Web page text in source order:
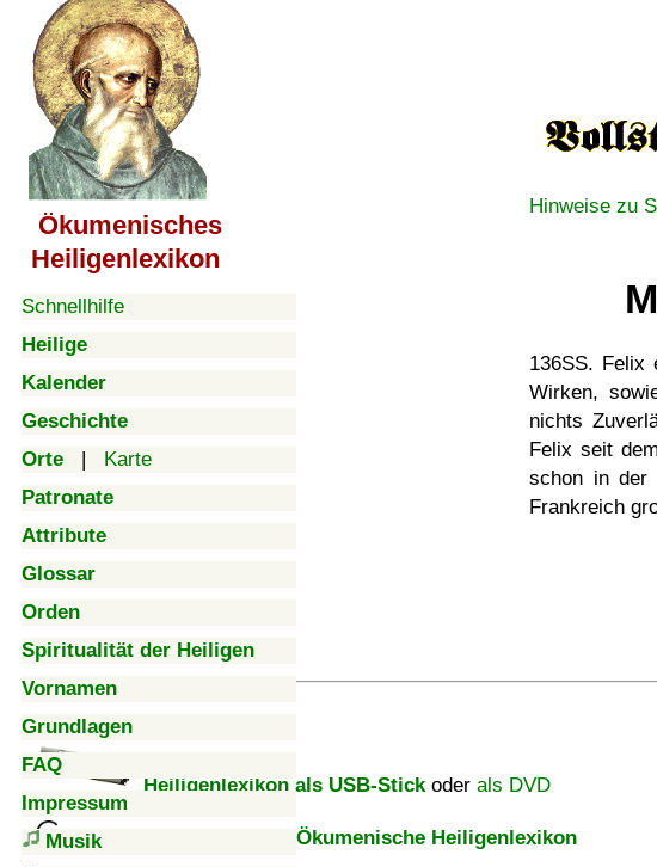
Ökumenisches
Heiligenlexikon
Schnellhilfe
Heilige
Kalender
Geschichte
Orte | Karte
Patronate
Attribute
Glossar
Orden
Spiritualität der Heiligen
Vornamen
Grundlagen
FAQ
Impressum
Musik
Hinweise zu
136SS. Felix
Wirken,
nichts
Felix seit
schon in der
Frankreich
Heiligenlexikon als USB-Stickoder als DVD
Unterstützung für das Ökumenische Heiligenlexikon